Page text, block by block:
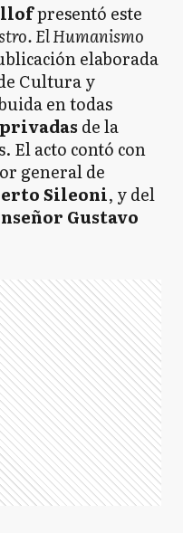
presentó este
El Humanismo
elaborada
Cultura y
en todas
de la
El acto contó con
general de
Sileoni, y del
Gustavo